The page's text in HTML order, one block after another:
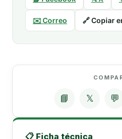
✉️ Correo 🔗 Copiar
📘 𝕏 💬
📋 Ficha técnica